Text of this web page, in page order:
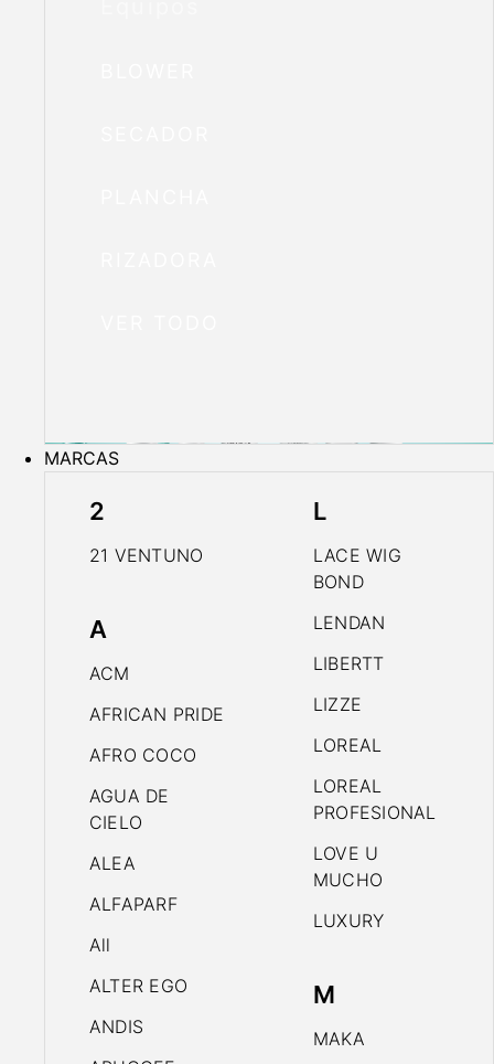
MARCAS
2
21 VENTUNO
A
ACM
AFRICAN PRIDE
AFRO COCO
AGUA DE
CIELO
ALEA
ALFAPARF
All
ALTER EGO
ANDIS
L
LACE WIG
BOND
LENDAN
LIBERTT
LIZZE
LOREAL
LOREAL
PROFESIONAL
LOVE U
MUCHO
LUXURY
M
MAKA